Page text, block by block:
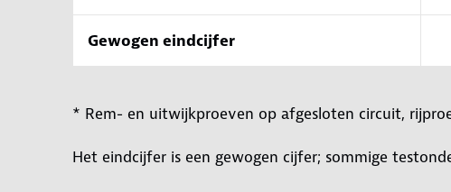
Gewogen eindcijfer
* Rem- en uitwijkproeven op afgesloten circuit,
Het eindcijfer is een gewogen cijfer; sommige